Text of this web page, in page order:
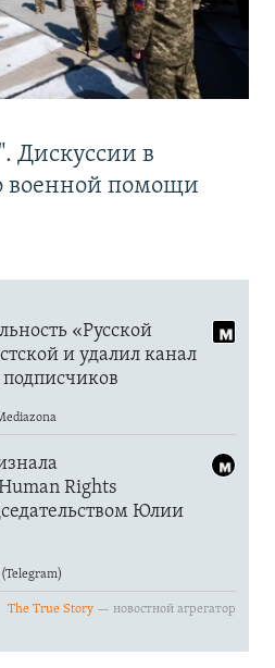
Дискуссии в
военной помощи